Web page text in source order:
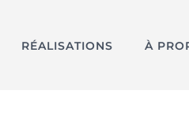
RÉALISATIONS À